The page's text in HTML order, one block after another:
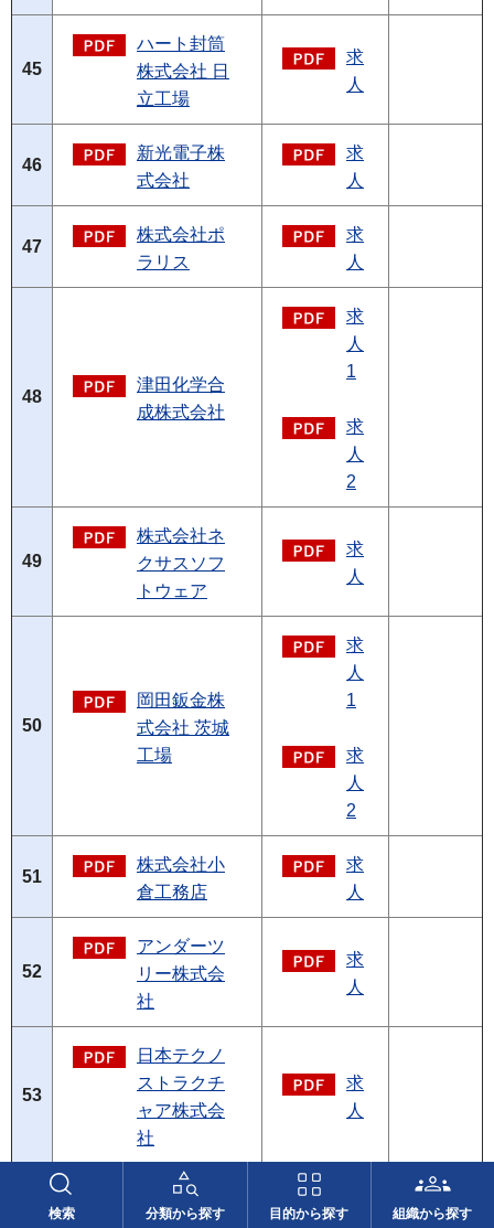
検索 分類から探す 目的から探す 組織から探す
45
ハート封筒
株式会社 日
立工場
求
人
46
新光電子株
式会社
求
人
47
株式会社ポ
ラリス
求
人
48
津田化学合
成株式会社
求
人
1
求
人
2
49
株式会社ネ
クサスソフ
トウェア
求
人
50
岡田鈑金株
式会社 茨城
工場
求
人
1
求
人
2
51
株式会社小
倉工務店
求
人
52
アンダーツ
リー株式会
社
求
人
53
日本テクノ
ストラクチ
ャア株式会
社
求
人
カバヤ食品
株式会社